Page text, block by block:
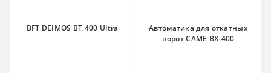
BFT DEIMOS BT 400 Ultra
Автоматика для откатных
ворот CAME BX-400